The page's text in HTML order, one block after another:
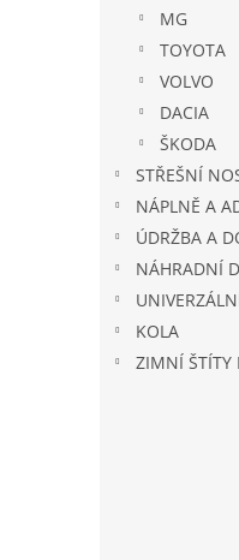
MG
TOYOTA
VOLVO
DACIA
ŠKODA
STŘEŠNÍ
NÁPLNĚ A
ÚDRŽBA A
NÁHRADNÍ
KOLA
ZIMNÍ ŠTÍTY